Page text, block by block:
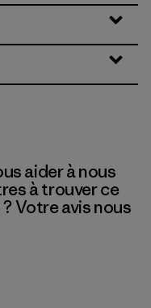
aider à nous
à trouver ce
Votre avis nous